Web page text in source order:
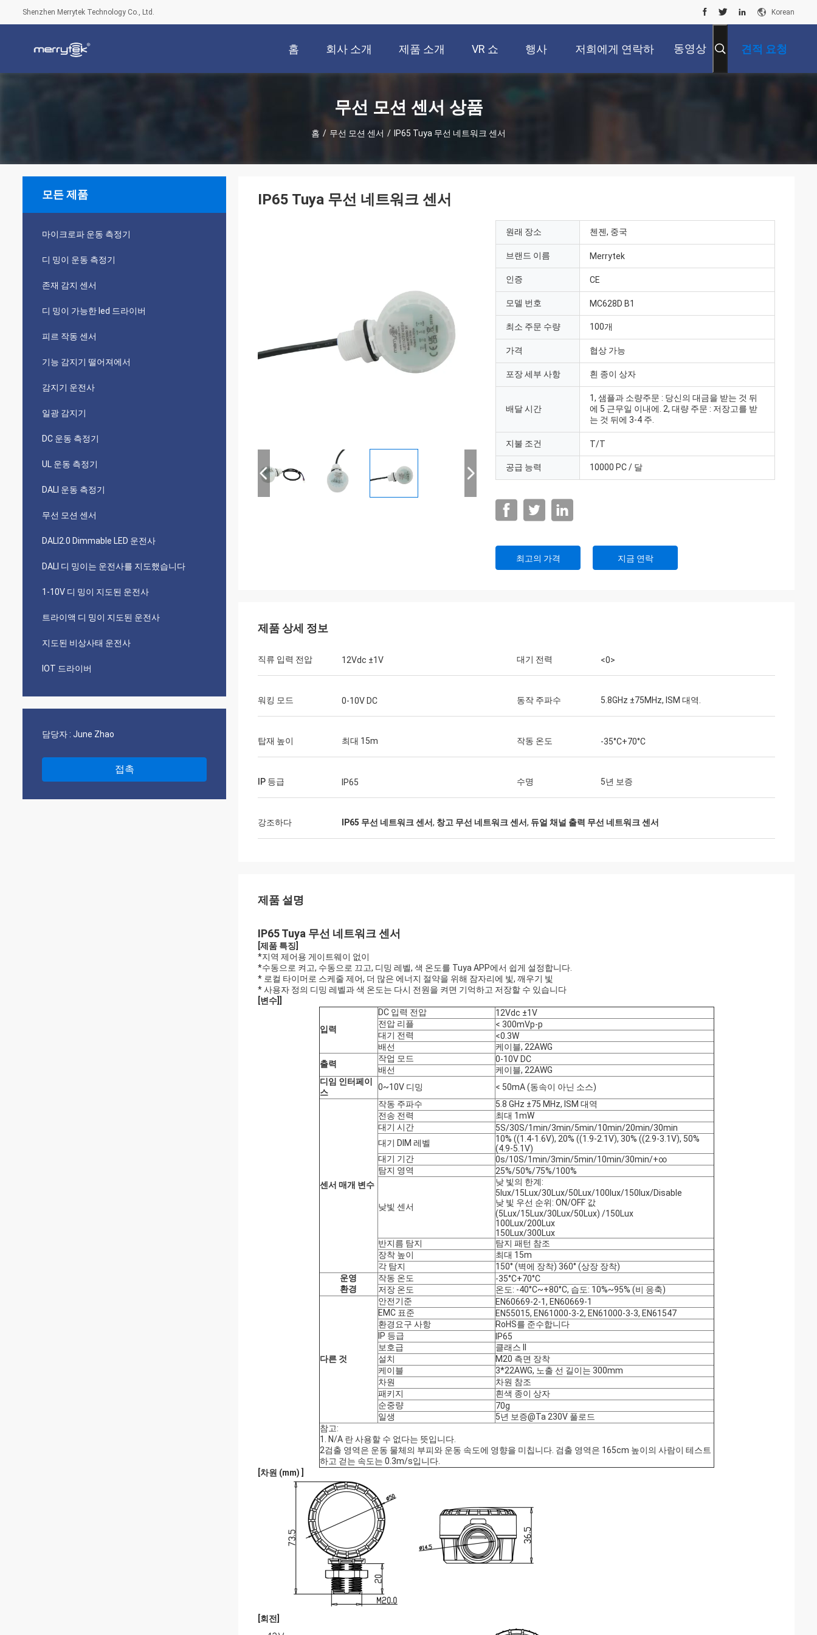
Shenzhen Merrytek Technology Co., Ltd. Korean
홈 회사 소개 제품 소개 VR 쇼 행사 저희에게 연락하 동영상 견적 요청
무선 모션 센서 상품
홈 / 무선 모션 센서 / IP65 Tuya 무선 네트워크 센서
모든 제품
마이크로파 운동 측정기
디 밍이 운동 측정기
존재 감지 센서
디 밍이 가능한 led 드라이버
피르 작동 센서
기능 감지기 떨어져에서
감지기 운전사
일광 감지기
DC 운동 측정기
UL 운동 측정기
DALI 운동 측정기
무선 모션 센서
DALI2.0 Dimmable LED 운전사
DALI 디 밍이는 운전사를 지도했습니다
1-10V 디 밍이 지도된 운전사
트라이액 디 밍이 지도된 운전사
지도된 비상사태 운전사
IOT 드라이버
담당자 : June Zhao
접촉
IP65 Tuya 무선 네트워크 센서
원래 장소 첸젠, 중국
브랜드 이름 Merrytek
인증 CE
모델 번호 MC628D B1
최소 주문 수량 100개
가격 협상 가능
포장 세부 사항 흰 종이 상자
배달 시간
1, 샘플과 소량주문 : 당신의 대금을 받는 것 뒤
에 5 근무일 이내에. 2, 대량 주문 : 저장고를 받
는 것 뒤에 3-4 주.
지불 조건 T/T
공급 능력 10000 PC / 달
최고의 가격 지금 연락
제품 상세 정보
직류 입력 전압 12Vdc ±1V 대기 전력 <0>
워킹 모드 0-10V DC 동작 주파수 5.8GHz ±75MHz, ISM 대역.
탑재 높이 최대 15m 작동 온도 -35°C+70°C
IP 등급 IP65 수명 5년 보증
강조하다 IP65 무선 네트워크 센서, 창고 무선 네트워크 센서, 듀얼 채널 출력 무선 네트워크 센서
제품 설명
IP65 Tuya 무선 네트워크 센서
[제품 특징]
*지역 제어용 게이트웨이 없이
*수동으로 켜고, 수동으로 끄고, 디밍 레벨, 색 온도를 Tuya APP에서 쉽게 설정합니다.
* 로컬 타이머로 스케줄 제어, 더 많은 에너지 절약을 위해 잠자리에 빛, 깨우기 빛
* 사용자 정의 디밍 레벨과 색 온도는 다시 전원을 켜면 기억하고 저장할 수 있습니다
[변수]
입력
DC 입력 전압
12Vdc ±1V
전압 리플
< 300mVp-p
대기 전력
<0.3W
배선
케이블, 22AWG
출력
작업 모드
0-10V DC
배선
케이블, 22AWG
디임 인터페이
스
0~10V 디밍 < 50mA (동속이 아닌 소스)
센서 매개 변수
작동 주파수
5.8 GHz ±75 MHz, ISM 대역
전송 전력
최대 1mW
대기 시간
5S/30S/1min/3min/5min/10min/20min/30min
대기 DIM 레벨
10% ((1.4-1.6V), 20% ((1.9-2.1V), 30% ((2.9-3.1V), 50%
(4.9-5.1V)
대기 기간
0s/10S/1min/3min/5min/10min/30min/+∞
탐지 영역
25%/50%/75%/100%
낮빛 센서
낮 빛의 한계:
5lux/15Lux/30Lux/50Lux/100lux/150lux/Disable
낮 빛 우선 순위: ON/OFF 값
(5Lux/15Lux/30Lux/50Lux) /150Lux
100Lux/200Lux
150Lux/300Lux
반지름 탐지
탐지 패턴 참조
장착 높이
최대 15m
각 탐지
150° (벽에 장착) 360° (상장 장착)
운영
환경
작동 온도
-35°C+70°C
저장 온도
온도: -40°C~+80°C, 습도: 10%~95% (비 응축)
다른 것
안전기준
EN60669-2-1, EN60669-1
EMC 표준
EN55015, EN61000-3-2, EN61000-3-3, EN61547
환경 요구 사항
RoHS를 준수합니다
IP 등급
IP65
보호급
클래스 II
설치
M20 측면 장착
케이블
3*22AWG, 노출 선 길이는 300mm
차원
차원 참조
패키지
흰색 종이 상자
순중량
70g
일생
5년 보증@Ta 230V 풀로드
참고:
1. N/A 란 사용할 수 없다는 뜻입니다.
2검출 영역은 운동 물체의 부피와 운동 속도에 영향을 미칩니다. 검출 영역은 165cm 높이의 사람이 테스트
하고 걷는 속도는 0.3m/s입니다.
[차원 (mm) ]
[회전]